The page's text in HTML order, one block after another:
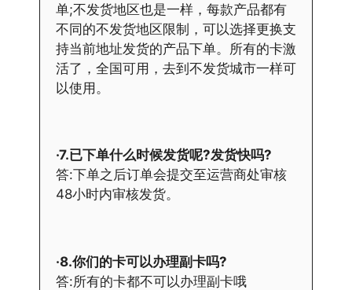
单;不发货地区也是一样，每款产品都有
不同的不发货地区限制，可以选择更换支
持当前地址发货的产品下单。所有的卡激
活了，全国可用，去到不发货城市一样可
以使用。
·7.已下单什么时候发货呢?发货快吗?
答:下单之后订单会提交至运营商处审核
48小时内审核发货。
·8.你们的卡可以办理副卡吗?
答:所有的卡都不可以办理副卡哦